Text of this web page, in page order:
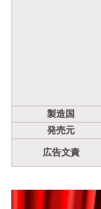
製造国
発売元
広告文責